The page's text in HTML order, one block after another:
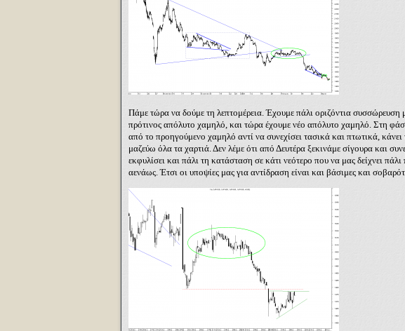
Πάμε τώρα να δούμε τη λεπτομέρεια. Έχουμε πάλι οριζόντια συσσώρευση
πρότινος απόλυτο χαμηλό, και τώρα έχουμε νέο απόλυτο χαμηλό. Στη
από το προηγούμενο χαμηλό αντί να συνεχίσει τασικά και πτωτικά,
μαζεύω όλα τα χαρτιά. Δεν λέμε ότι από Δευτέρα ξεκινάμε σίγουρα και
εκφυλίσει και πάλι τη κατάσταση σε κάτι νεότερο που να μας δείχνει
αενάως. Έτσι οι υποψίες μας για αντίδραση είναι και βάσιμες και